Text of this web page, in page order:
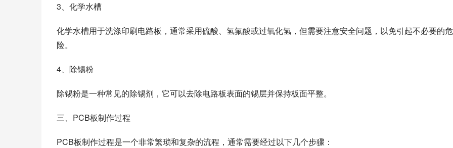
3、化学水槽
化学水槽用于洗涤印刷电路板，通常采用硫酸、氢氟酸或过氧化氢，但需要注意安全问题，以免引起不必要的危
险。
4、除锡粉
除锡粉是一种常见的除锡剂，它可以去除电路板表面的锡层并保持板面平整。
三、PCB板制作过程
PCB板制作过程是一个非常繁琐和复杂的流程，通常需要经过以下几个步骤：